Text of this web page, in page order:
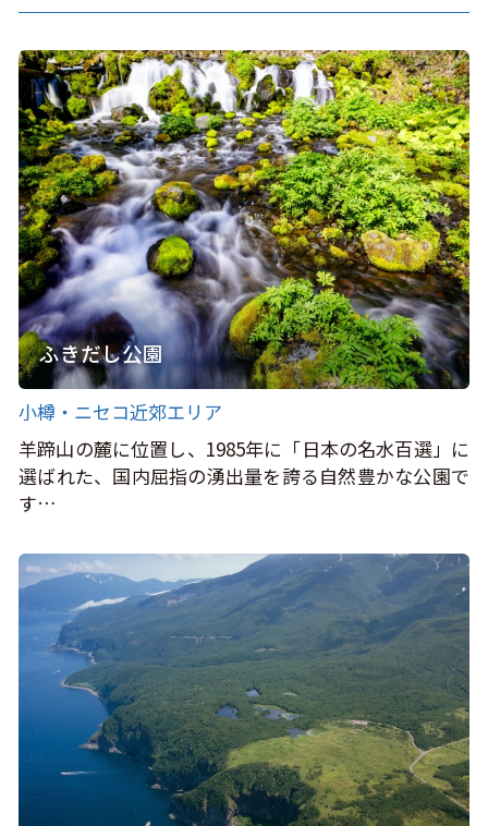
ふきだし公園
小樽・ニセコ近郊エリア
羊蹄山の麓に位置し、1985年に「日本の名水百選」に
選ばれた、国内屈指の湧出量を誇る自然豊かな公園で
す…